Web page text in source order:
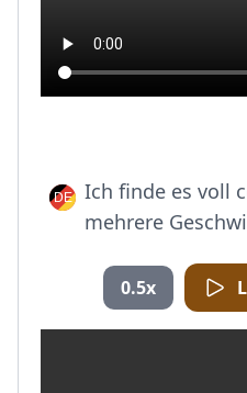
Ich finde es voll
mehrere
0.5x